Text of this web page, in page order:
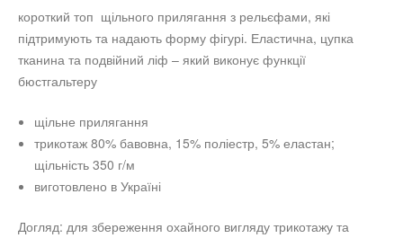
короткий топ щільного прилягання з рельєфами, які
підтримують та надають форму фігурі. Еластична, цупка
тканина та подвійний ліф – який виконує функції
бюстгальтеру
щільне прилягання
трикотаж 80% бавовна, 15% поліестр, 5% еластан;
щільність 350 г/м
виготовлено в Україні
Догляд: для збереження охайного вигляду трикотажу та